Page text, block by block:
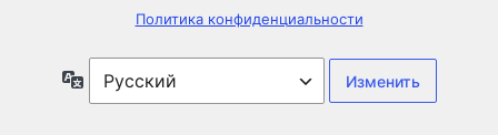
Политика конфиденциальности
Язык